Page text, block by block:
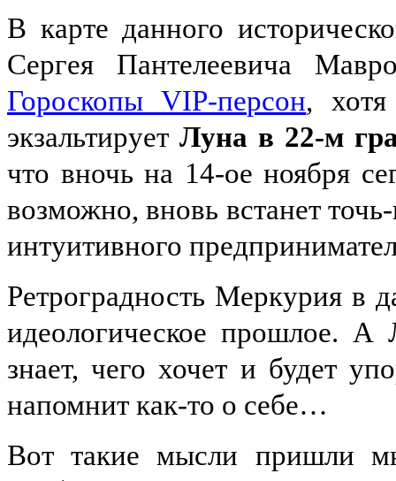
В карте данного
Сергея Пантелеевича
Гороскопы VIP-персон, хотя
экзальтирует Луна в 22-м
что вночь на 14-ое ноября
возможно, вновь встанет
интуитивного
Ретроградность Меркурия в
идеологическое прошлое.
знает, чего хочет и будет
напомнит как-то о себе…
Вот такие мысли пришли